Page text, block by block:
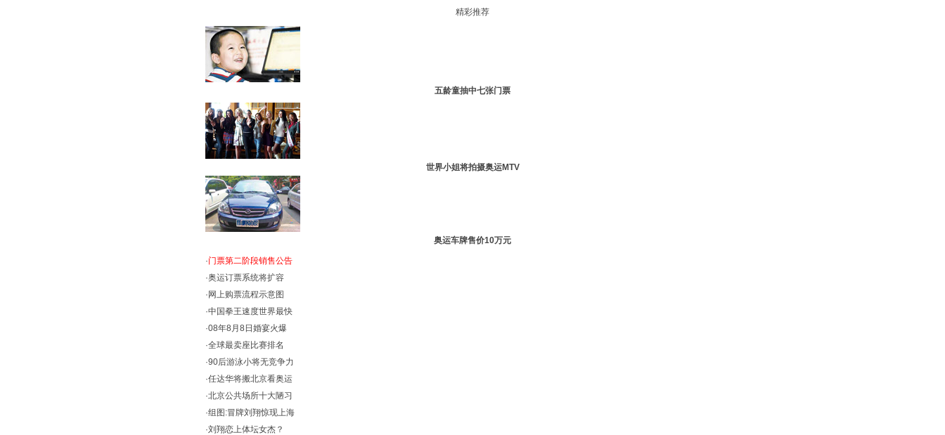
精彩推荐
五龄童抽中七张门票
世界小姐将拍摄奥运MTV
奥运车牌售价10万元
·门票第二阶段销售公告
·奥运订票系统将扩容
· 网上购票流程示意图
·中国拳王速度世界最快
·08年8月8日婚宴火爆
·全球最卖座比赛排名
·90后游泳小将无竞争力
·任达华将搬北京看奥运
·北京公共场所十大陋习
·组图:冒牌刘翔惊现上海
·刘翔恋上体坛女杰？